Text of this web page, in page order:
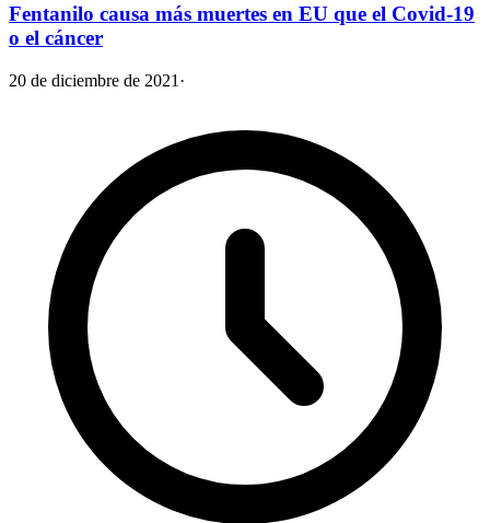
Fentanilo causa más muertes en EU que el Covid-19
o el cáncer
20 de diciembre de 2021 ·